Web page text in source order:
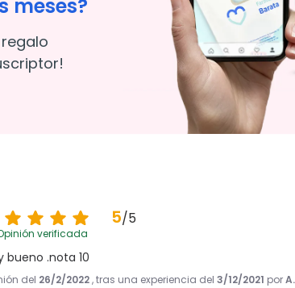
meses?
5/5
verificada
bueno .nota 10
del 26/2/2022, tras una experiencia del3/12/2021 por